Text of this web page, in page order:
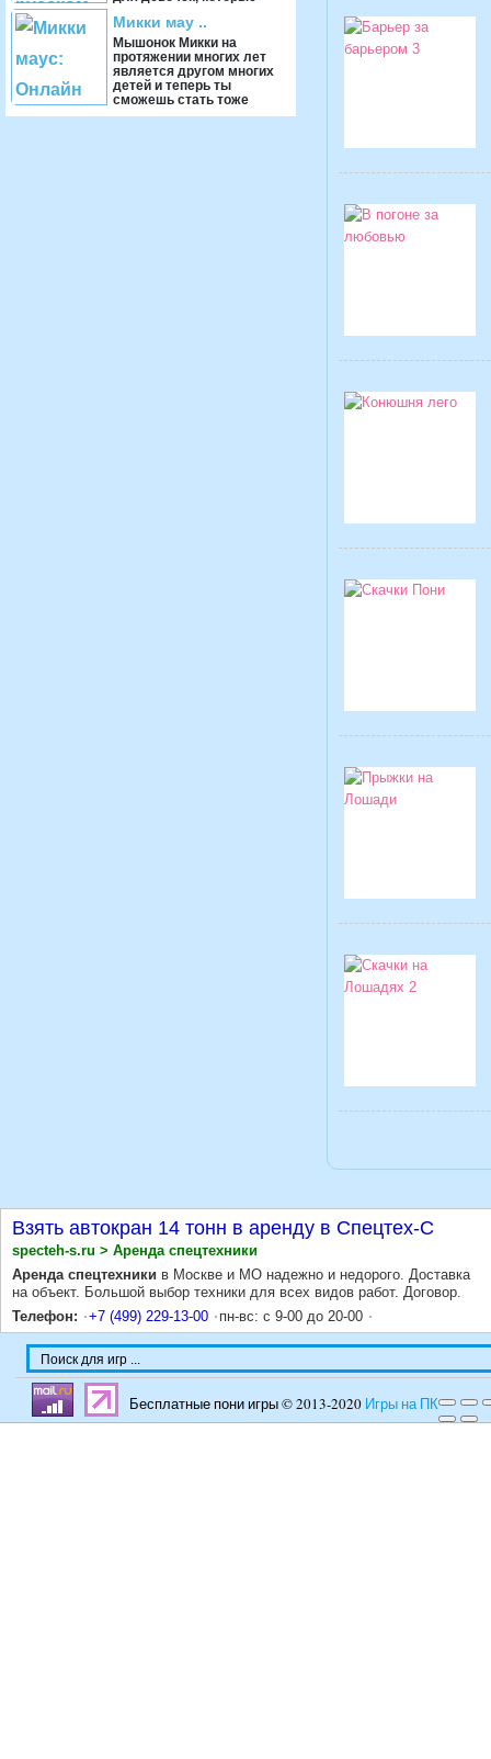
предстоит отправиться в
путешестви ...
Микки мау ..
Мышонок Микки на
протяжении многих лет
является другом многих
детей и теперь ты
сможешь стать тоже
одним из них. Возьми
Взять автокран 14 тонн в аренду в Спецтех-С
specteh-s.ru > Аренда спецтехники
Аренда спецтехники в Москве и МО надежно и недорого. Доставка
на объект. Большой выбор техники для всех видов работ. Договор.
Телефон:
+7 (499) 229-13-00 пн-вс: с 9-00 до 20-00
Бесплатные пони игры © 2013-2020 Игры на ПК